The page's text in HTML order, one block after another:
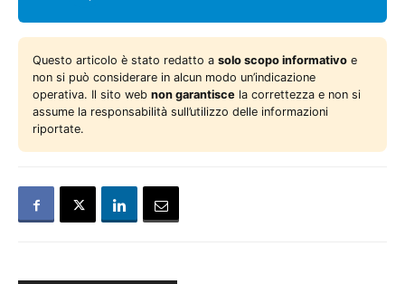
Questo articolo è stato redatto a solo scopo informativo e
non si può considerare in alcun modo un’indicazione
operativa. Il sito web non garantisce la correttezza e non si
assume la responsabilità sull’utilizzo delle informazioni
riportate.